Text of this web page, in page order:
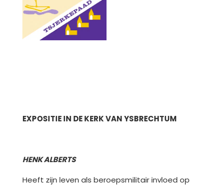
EXPOSITIE IN DE KERK VAN YSBRECHTUM
HENK ALBERTS
Heeft zijn leven als beroepsmilitair invloed op